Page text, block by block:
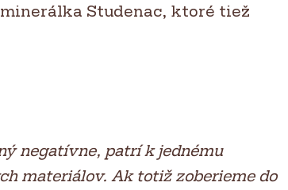
Studenac, ktoré tiež
negatívne, patrí k jednému
materiálov. Ak totiž zoberieme do